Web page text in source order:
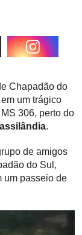
Chapadão do
um trágico
306, perto do
.
de amigos
do Sul,
um passeio de